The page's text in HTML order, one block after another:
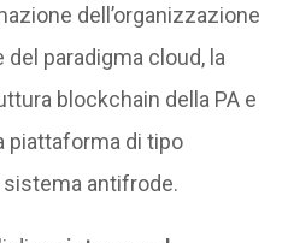
dell’organizzazione
del paradigma cloud, la
blockchain della PA e
piattaforma di tipo
antifrode.